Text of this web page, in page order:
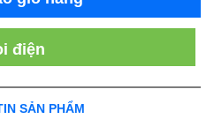
điện
SẢN PHẨM